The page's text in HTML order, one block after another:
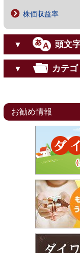
株価収益率
▼ 頭文
▼ カテ
お勧め情報